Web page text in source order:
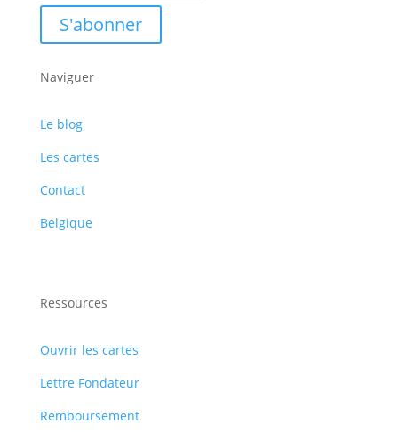
S'abonner
Naviguer
Le blog
Les cartes
Contact
Belgique
Ressources
Ouvrir les cartes
Lettre Fondateur
Remboursement